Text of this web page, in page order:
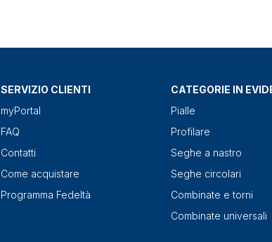
SERVIZIO CLIENTI
myPortal
FAQ
Contatti
Come acquistare
Programma Fedeltà
CATEGORIE IN
Pialle
Profilare
Seghe a nastro
Seghe circolari
Combinate e torni
Combinate universali